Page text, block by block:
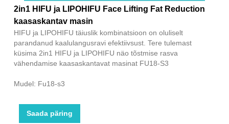
2in1 HIFU ja LIPOHIFU Face Lifting Fat Reduction
kaasaskantav masin
HIFU ja LIPOHIFU täiuslik kombinatsioon on oluliselt
parandanud kaalulangusravi efektiivsust. Tere tulemast
küsima 2in1 HIFU ja LIPOHIFU näo tõstmise rasva
vähendamise kaasaskantavat masinat FU18-S3
Mudel: Fu18-s3
Saada päring